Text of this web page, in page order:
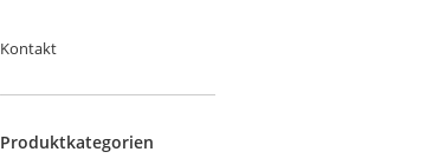
Kontakt
Produktkategorien